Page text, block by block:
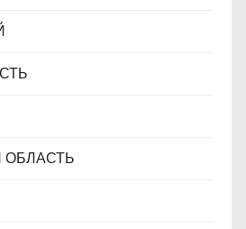
ОБЛАСТЬ